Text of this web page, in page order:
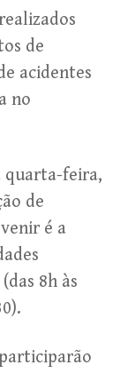
de
acidentes
no
quarta-feira,
de
é a
8h às